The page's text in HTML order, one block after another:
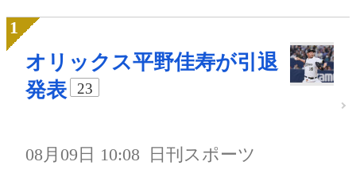
オリックス平野佳寿が引退
発表
23
08月09日 10:08 日刊スポーツ